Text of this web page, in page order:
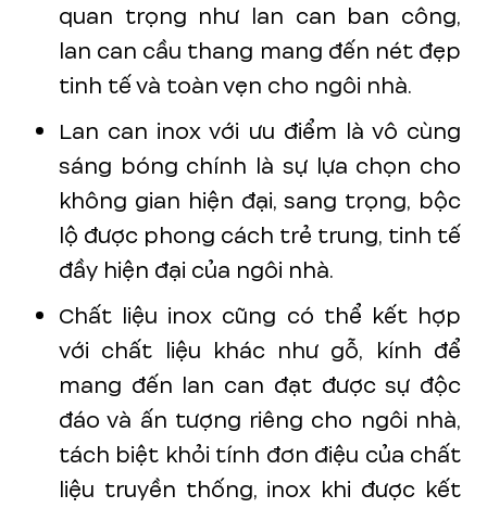
quan trọng như lan can ban công,
lan can cầu thang mang đến nét đẹp
tinh tế và toàn vẹn cho ngôi nhà.
Lan can inox với ưu điểm là vô cùng
sáng bóng chính là sự lựa chọn cho
không gian hiện đại, sang trọng, bộc
lộ được phong cách trẻ trung, tinh tế
đầy hiện đại của ngôi nhà.
Chất liệu inox cũng có thể kết hợp
với chất liệu khác như gỗ, kính để
mang đến lan can đạt được sự độc
đáo và ấn tượng riêng cho ngôi nhà,
tách biệt khỏi tính đơn điệu của chất
liệu truyền thống, inox khi được kết